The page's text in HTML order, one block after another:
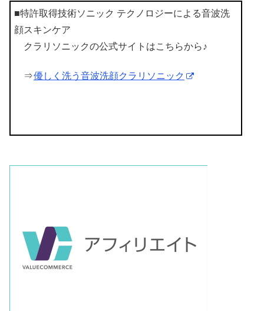
■特許取得技術ソニック テクノロジーによる音波洗
顔スキンケア
クラリソニックの公式サイトはこちらから♪
⇒優しく洗う音波洗顔クラリソニック